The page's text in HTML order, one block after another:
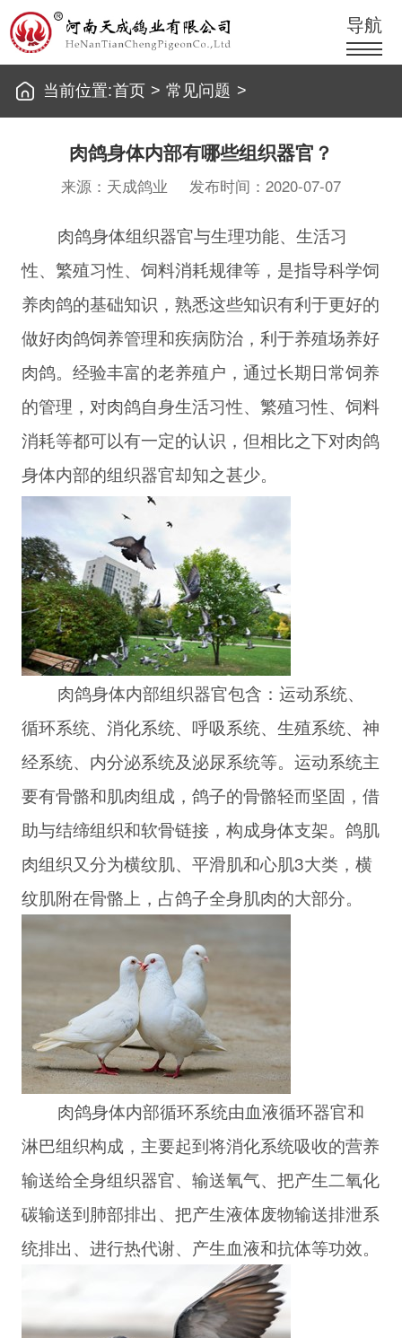
导航
当前位置:首页 > 常见问题 >
肉鸽身体内部有哪些组织器官？
来源：天成鸽业 发布时间：2020-07-07
肉鸽身体组织器官与生理功能、生活习
性、繁殖习性、饲料消耗规律等，是指导科学饲
养肉鸽的基础知识，熟悉这些知识有利于更好的
做好肉鸽饲养管理和疾病防治，利于养殖场养好
肉鸽。经验丰富的老养殖户，通过长期日常饲养
的管理，对肉鸽自身生活习性、繁殖习性、饲料
消耗等都可以有一定的认识，但相比之下对肉鸽
身体内部的组织器官却知之甚少。
肉鸽身体内部组织器官包含：运动系统、
循环系统、消化系统、呼吸系统、生殖系统、神
经系统、内分泌系统及泌尿系统等。运动系统主
要有骨骼和肌肉组成，鸽子的骨骼轻而坚固，借
助与结缔组织和软骨链接，构成身体支架。鸽肌
肉组织又分为横纹肌、平滑肌和心肌3大类，横
纹肌附在骨骼上，占鸽子全身肌肉的大部分。
肉鸽身体内部循环系统由血液循环器官和
淋巴组织构成，主要起到将消化系统吸收的营养
输送给全身组织器官、输送氧气、把产生二氧化
碳输送到肺部排出、把产生液体废物输送排泄系
统排出、进行热代谢、产生血液和抗体等功效。